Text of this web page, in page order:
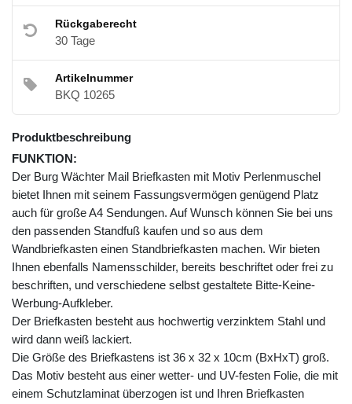
Rückgaberecht
30 Tage
Artikelnummer
BKQ 10265
Produktbeschreibung
FUNKTION:
Der Burg Wächter Mail Briefkasten mit Motiv Perlenmuschel
bietet Ihnen mit seinem Fassungsvermögen genügend Platz
auch für große A4 Sendungen. Auf Wunsch können Sie bei uns
den passenden Standfuß kaufen und so aus dem
Wandbriefkasten einen Standbriefkasten machen. Wir bieten
Ihnen ebenfalls Namensschilder, bereits beschriftet oder frei zu
beschriften, und verschiedene selbst gestaltete Bitte-Keine-
Werbung-Aufkleber.
Der Briefkasten besteht aus hochwertig verzinktem Stahl und
wird dann weiß lackiert.
Die Größe des Briefkastens ist 36 x 32 x 10cm (BxHxT) groß.
Das Motiv besteht aus einer wetter- und UV-festen Folie, die mit
einem Schutzlaminat überzogen ist und Ihren Briefkasten